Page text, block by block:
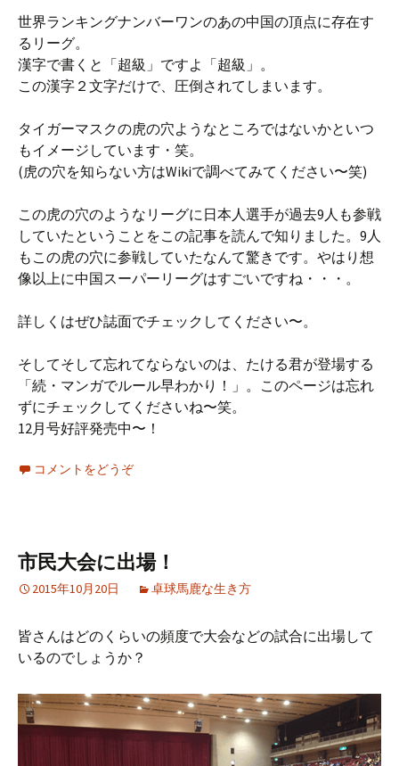
世界ランキングナンバーワンのあの中国の頂点に存在す
るリーグ。
漢字で書くと「超級」ですよ「超級」。
この漢字２文字だけで、圧倒されてしまいます。
タイガーマスクの虎の穴ようなところではないかといつ
もイメージしています・笑。
(虎の穴を知らない方はWikiで調べてみてください〜笑)
この虎の穴のようなリーグに日本人選手が過去9人も参戦
していたということをこの記事を読んで知りました。9人
もこの虎の穴に参戦していたなんて驚きです。やはり想
像以上に中国スーパーリーグはすごいですね・・・。
詳しくはぜひ誌面でチェックしてください〜。
そしてそして忘れてならないのは、たける君が登場する
「続・マンガでルール早わかり！」。このページは忘れ
ずにチェックしてくださいね〜笑。
12月号好評発売中〜！
コメントをどうぞ
市民大会に出場！
2015年10月20日 卓球馬鹿な生き方
皆さんはどのくらいの頻度で大会などの試合に出場して
いるのでしょうか？